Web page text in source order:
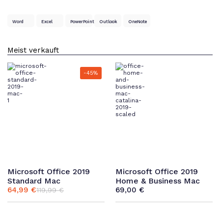
Word Excel PowerPoint Outlook OneNote
-45%
Microsoft Office 2019
Standard Mac
119,99€
Ursprünglicher
Preis
64,99 €
Aktueller
Preis
Microsoft Office 2019
Home & Business Mac
69,00€